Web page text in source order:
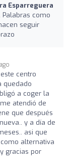
Esparreguera
como
seguir
centro
quedado
a coger la
atendió de
que después
y a día de
asi que
alternativa
gracias por